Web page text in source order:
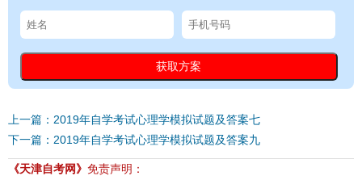
上一篇：2019年自学考试心理学模拟试题及答案七
下一篇：2019年自学考试心理学模拟试题及答案九
《天津自考网》 免责声明：